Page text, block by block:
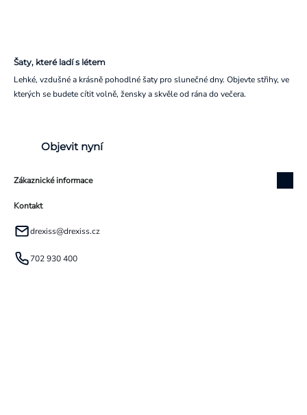
Šaty, které ladí s létem
Lehké, vzdušné a krásně pohodlné šaty pro slunečné dny. Objevte střihy, ve
kterých se budete cítit volně, žensky a skvěle od rána do večera.
Objevit nyní
Zákaznické informace
Kontakt
drexiss@drexiss.cz
702 930 400